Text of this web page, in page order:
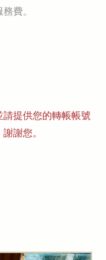
費。
提供您的轉帳帳號
謝您。